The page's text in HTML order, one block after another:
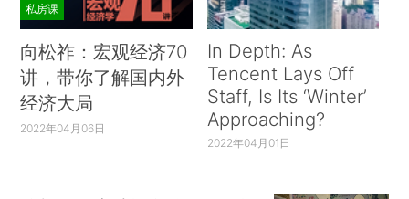
私房课
向松祚：宏观经济70
讲，带你了解国内外
经济大局
2022年04月06日
In Depth: As
Tencent Lays Off
Staff, Is Its ‘Winter’
Approaching?
2022年04月01日